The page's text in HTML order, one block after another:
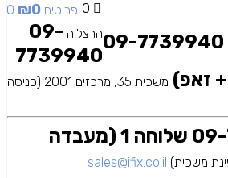
0 0 פריטים ₪0
הרצליה 09-
7739940
משכית 35, מרכזים 2001 (כניסה
09-7739940 שלוחה 1 (מעבדה
sales@ifix.co.il